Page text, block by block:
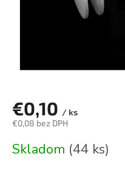
€0,10 / ks
€0,08 bez DPH
cena:
Skladom (44 ks)